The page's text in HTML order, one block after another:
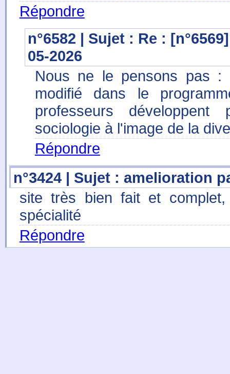
Répondre
n°6582 | Sujet : Re :
05-2026
Nous ne le pensons pas :
modifié dans le
professeurs
sociologie à l'image de la
Répondre
n°3424 | Sujet : amelioration
site très bien fait et
spécialité
Répondre